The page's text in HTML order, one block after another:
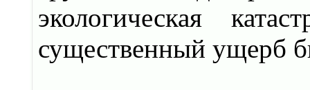
экологическая
существенный ущерб